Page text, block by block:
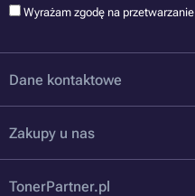
Wyrażam zgodę na przetwarzanie
Dane kontaktowe
Zakupy u nas
TonerPartner.pl